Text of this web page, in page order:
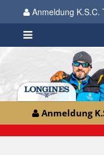
Anmeldung K.S.C.
Anmeldung